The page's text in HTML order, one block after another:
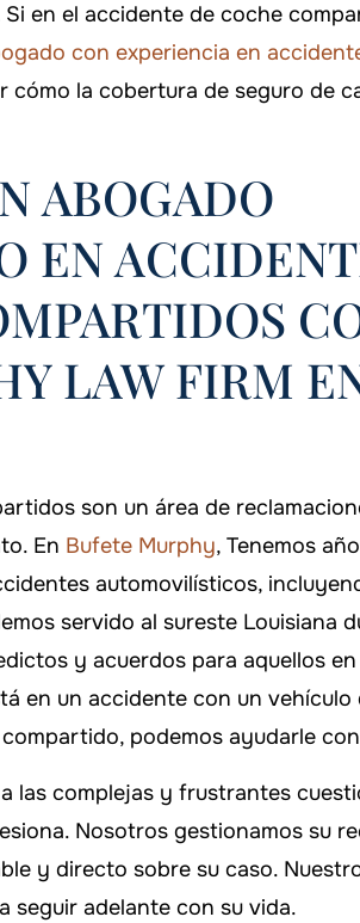
en el accidente de coche
con experiencia en
cómo la cobertura de seguro de
ABOGADO
EN
LAW FIRM
son un área de
En Bufete Murphy, Tenemos
automovilísticos,
servido al sureste Louisiana
y acuerdos para aquellos
en un accidente con un
podemos ayudarle
las complejas y frustrantes
Nosotros gestionamos su
y directo sobre su caso.
seguir adelante con su vida.
de haber elegido a
Firm para manejar mi
DAVIS
Si
$550,000
civil